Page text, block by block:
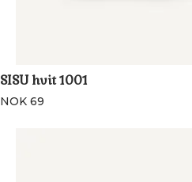
SISU hvit 1001
NOK 69